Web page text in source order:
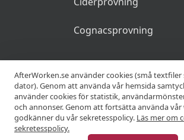
Cognacsprovning
KRÖGARE
Anslut din restaurang
AfterWorken.se använder cookies (små textfiler
dator). Genom att använda vår hemsida
använder cookies för statistik,
och annonser. Genom att fortsätta använda
godkänner du vår sekretesspolicy. Läs mer om
sekretesspolicy.